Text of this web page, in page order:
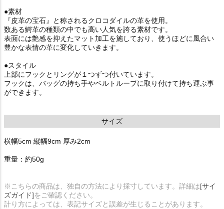
●素材
『皮革の宝石』と称されるクロコダイルの革を使用。
数ある鰐革の種類の中でも高い人気を誇る素材です。
表面には艶感を抑えたマット加工を施しており、使うほどに風合い
豊かな表情の革に変化していきます。
●スタイル
上部にフックとリングが１つずつ付いています。
フックは、バッグの持ち手やベルトループに取り付けて持ち運ぶ事
ができます。
サイズ
横幅5cm 縦幅9cm 厚み2cm
重量：約50g
※こちらの商品は、独自の方法により採寸しています。詳細は[サイ
ズガイド]をご確認ください。
計り方によっては、表記サイズと誤差が生じることがあります。